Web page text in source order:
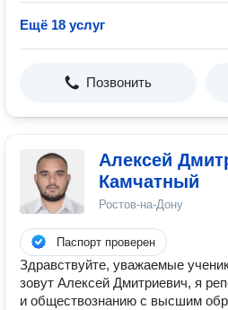
Ещё 18 услуг
Позвонить
Алексей
Камчатный
Ростов-на-Дону
Паспорт проверен
Здравствуйте, уважаемые
зовут Алексей Дмитриевич, я
и обществознанию с высшим